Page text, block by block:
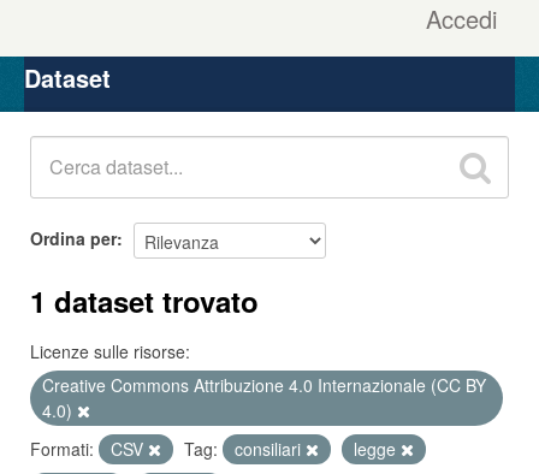
Accedi
Organizzazioni
Gruppi
Dataset
Ordina per
1 dataset trovato
Licenze sulle risorse:
Creative Commons Attribuzione 4.0 Internazionale (CC BY
4.0)
Formati:
CSV Tag: consiliari
legge